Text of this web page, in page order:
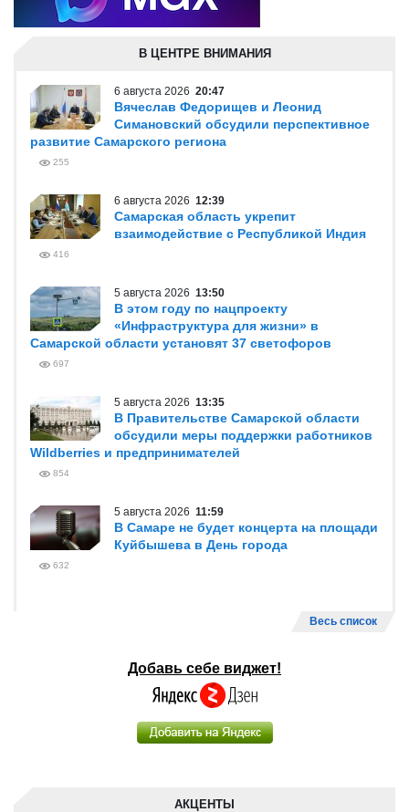
В ЦЕНТРЕ ВНИМАНИЯ
6 августа 2026 20:47
Вячеслав Федорищев и Леонид
Симановский обсудили перспективное
развитие Самарского региона
255
6 августа 2026 12:39
Самарская область укрепит
взаимодействие с Республикой Индия
416
5 августа 2026 13:50
В этом году по нацпроекту
«Инфраструктура для жизни» в
Самарской области установят 37 светофоров
697
5 августа 2026 13:35
В Правительстве Самарской области
обсудили меры поддержки работников
Wildberries и предпринимателей
854
5 августа 2026 11:59
В Самаре не будет концерта на площади
Куйбышева в День города
632
Весь список
Добавь себе виджет!
АКЦЕНТЫ